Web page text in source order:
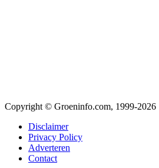
Copyright © Groeninfo.com, 1999-2026
Disclaimer
Privacy Policy
Adverteren
Contact